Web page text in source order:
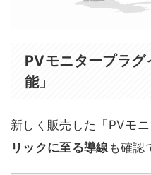
PVモニタープラ
能」
新しく販売した「PVモ
リックに至る導線 も確認